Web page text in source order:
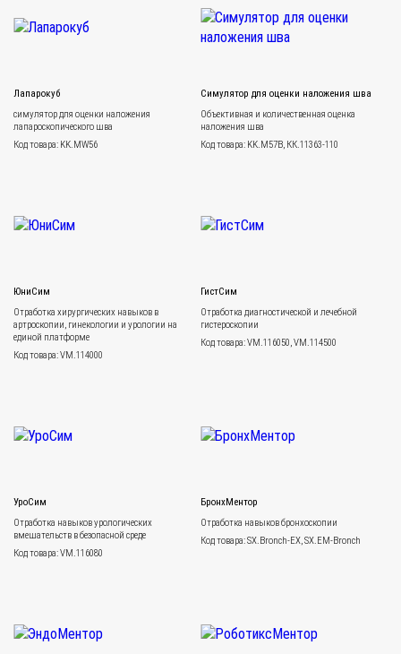
Лапарокуб
симулятор для оценки наложения
лапароскопического шва
Код товара: KK.MW56
Симулятор для оценки наложения шва
Объективная и количественная оценка
наложения шва
Код товара: KK.M57B, КК.11363-110
ЮниСим
Отработка хирургических навыков в
артроскопии, гинекологии и урологии на
единой платформе
Код товара: VM.114000
ГистСим
Отработка диагностической и лечебной
гистероскопии
Код товара: VM.116050, VM.114500
УроСим
Отработка навыков урологических
вмешательств в безопасной среде
Код товара: VM.116080
БронхМентор
Отработка навыков бронхоскопии
Код товара: SX.Bronch-EX, SX.EM-Bronch